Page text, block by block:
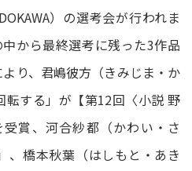
）の選考会が行われま
から最終選考に残った3作品
り、君嶋彼方（きみじま・か
転する」が【第12回〈小説 野
賞、河合紗都（かわい・さ
、橋本秋葉（はしもと・あき